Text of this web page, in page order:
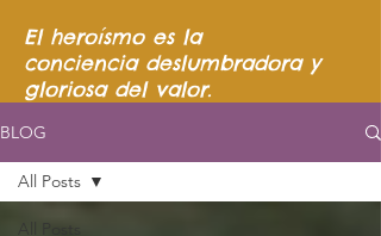
El heroísmo es la
conciencia deslumbradora y
gloriosa del valor.
BLOG
All Posts